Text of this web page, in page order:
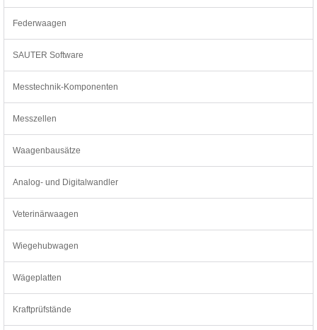
Federwaagen
SAUTER Software
Messtechnik-Komponenten
Messzellen
Waagenbausätze
Analog- und Digitalwandler
Veterinärwaagen
Wiegehubwagen
Wägeplatten
Kraftprüfstände